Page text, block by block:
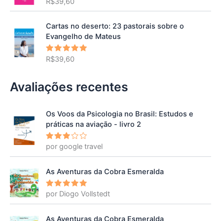
de 5
Cartas no deserto: 23 pastorais sobre o
Evangelho de Mateus
Avaliação
de 5
R$39,60
Avaliações recentes
Os Voos da Psicologia no Brasil: Estudos e
práticas na aviação - livro 2
Avalia
ção3
por google travel
As Aventuras da Cobra Esmeralda
Avaliação
5
por Diogo Vollstedt
As Aventuras da Cobra Esmeralda